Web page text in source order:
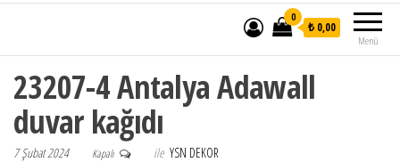
Menü
0
₺ 0,00
23207-4 Antalya Adawall
duvar kağıdı
7 Şubat 2024 Kapalı ile YSN DEKOR